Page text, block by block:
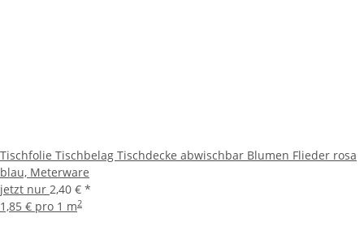
Tischfolie Tischbelag Tischdecke abwischbar Blumen Flieder rosa
blau, Meterware
jetzt nur 2,40 € *
1,85 € pro 1 m2